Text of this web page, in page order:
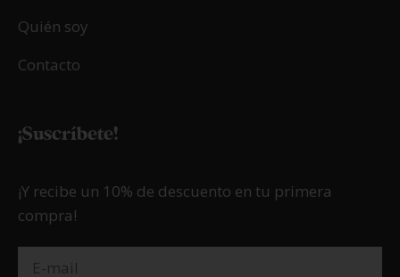
Quién soy
Contacto
¡Suscríbete!
¡Y recibe un 10% de descuento en tu primera
compra!